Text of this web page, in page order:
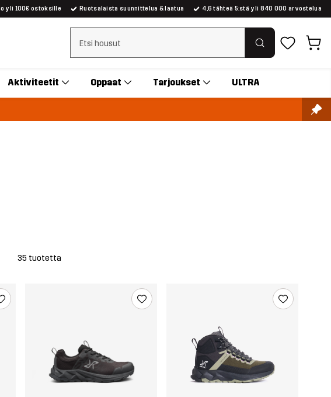
yli 100€ ostoksille Ruotsalaista suunnittelua & laatua 4,6 tähteä 5:stä yli 840 000 arvostelua
Tyhjennä haku
Aktiviteetit Oppaat Tarjoukset ULTRA
35 tuotetta